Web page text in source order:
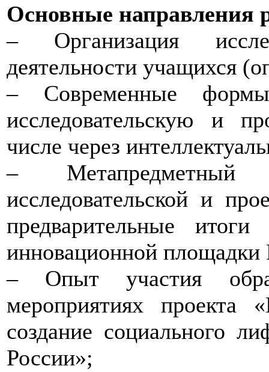
Основные направления
– Организация
деятельности учащихся
– Современные
исследовательскую и
числе через
–
исследовательской и
предварительные
инновационной
– Опыт участия
мероприятиях проекта
создание социального
России»;